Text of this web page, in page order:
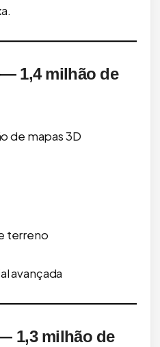
1,4 milhão de
de mapas 3D
terreno
avançada
1,3 milhão de